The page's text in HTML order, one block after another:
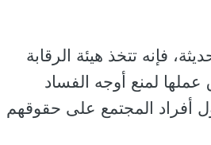
فإنه تتخذ هيئة الرقابة
لمنع أوجه الفساد
أفراد المجتمع على حقوقهم